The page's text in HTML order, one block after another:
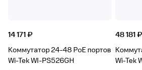
14 171 ₽
Коммутатор 24-48 PoE портов
Wi-Tek WI-PS526GH
48 181 ₽
Wi-Tek